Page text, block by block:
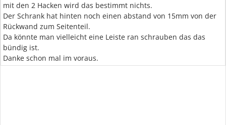
mit den 2 Hacken wird das bestimmt nichts.
Der Schrank hat hinten noch einen abstand von 15mm von der
Rückwand zum Seitenteil.
Da könnte man vielleicht eine Leiste ran schrauben das das
bündig ist.
Danke schon mal im voraus.